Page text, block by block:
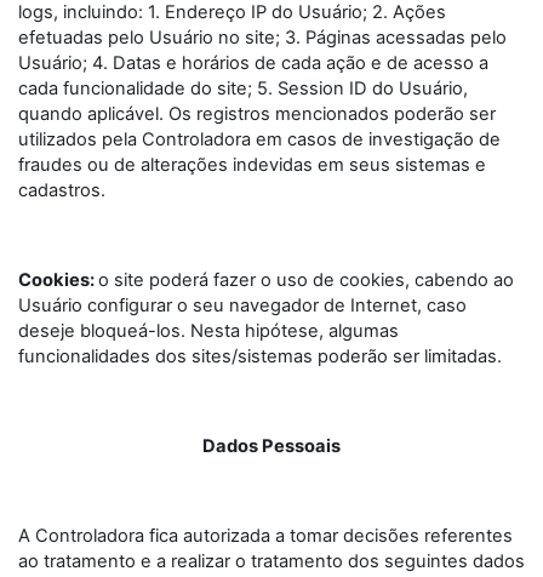
logs, incluindo: 1. Endereço IP do Usuário; 2. Ações
efetuadas pelo Usuário no site; 3. Páginas acessadas pelo
Usuário; 4. Datas e horários de cada ação e de acesso a
cada funcionalidade do site; 5. Session ID do Usuário,
quando aplicável. Os registros mencionados poderão ser
utilizados pela Controladora em casos de investigação de
fraudes ou de alterações indevidas em seus sistemas e
cadastros.
Cookies:o site poderá fazer o uso de cookies, cabendo ao
Usuário configurar o seu navegador de Internet, caso
deseje bloqueá-los. Nesta hipótese, algumas
funcionalidades dos sites/sistemas poderão ser limitadas.
Dados Pessoais
A Controladora fica autorizada a tomar decisões referentes
ao tratamento e a realizar o tratamento dos seguintes dados